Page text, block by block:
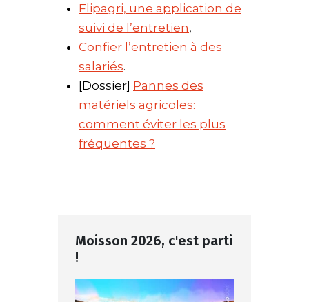
Flipagri, une application de
suivi de l’entretien,
Confier l’entretien à des
salariés.
[Dossier] Pannes des
matériels agricoles:
comment éviter les plus
fréquentes ?
Moisson 2026, c'est parti
!